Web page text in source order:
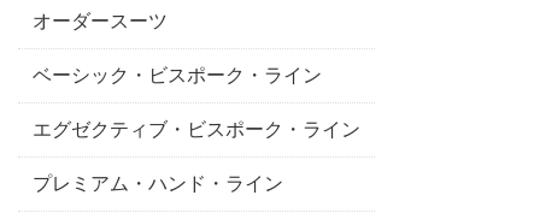
オーダースーツ
ベーシック・ビスポーク・ライン
エグゼクティブ・ビスポーク・ライン
プレミアム・ハンド・ライン